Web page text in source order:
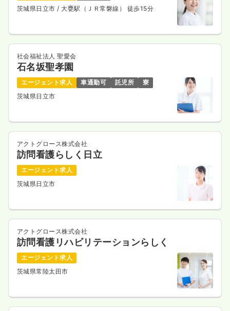
日勤のみ（パート） 一時募集休止
時間 8:30～12:00
気になる
茨城県日立市 / 大甕駅（ＪＲ常磐線） 徒歩15分
社会福祉法人 聖愛会
石名坂聖孝園
エージェント求人 車通勤可 託児所
寮
茨城県日立市
アクトグロース株式会社
訪問看護らしく日立
エージェント求人
茨城県日立市
アクトグロース株式会社
訪問看護リハビリテーションらしく
エージェント求人
茨城県常陸太田市